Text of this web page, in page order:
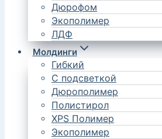
Дюрофом
Экополимер
ЛДФ
Молдинги
Гибкий
С подсветкой
Дюрополимер
Полистирол
XPS Полимер
Экополимер